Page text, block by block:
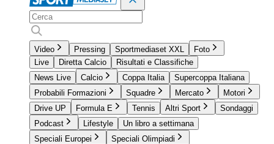
Video Pressing Sportmediaset XXL
Foto
Live
Diretta Calcio
Risultati e Classifiche
News Live
Calcio Coppa Italia
Supercoppa Italiana
Probabili Formazioni
Squadre Mercato
Motori
Drive UP
Formula E Tennis Altri Sport
Sondaggi
Podcast
Lifestyle
Un libro a settimana
Speciali Europei
Speciali Olimpiadi